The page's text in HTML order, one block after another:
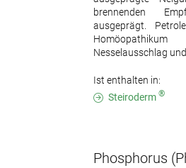
brennenden
ausgeprägt.
Nesselausschlag
Ist enthalten in:
Steiroderm ®
Phosphorus